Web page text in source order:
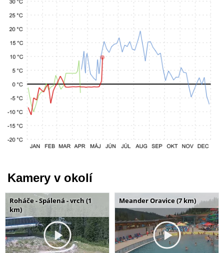
Kamery v okolí
Roháče - Spálená - vrch (1
km)
Meander Oravice (7 km)